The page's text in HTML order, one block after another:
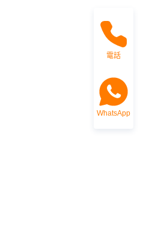
電話
WhatsApp